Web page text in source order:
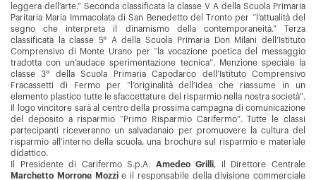
leggera dell’arte.” Seconda classificata la classe V A della Scuola Primaria
Paritaria Maria Immacolata di San Benedetto del Tronto per “l’attualità del
segno che interpreta il dinamismo della contemporaneità.” Terza
classificata la classe 5° A della Scuola Primaria Don Milani dell’Istituto
Comprensivo di Monte Urano per “la vocazione poetica del messaggio
tradotta con un’audace sperimentazione tecnica”. Menzione speciale la
classe 3° della Scuola Primaria Capodarco dell’Istituto Comprensivo
Fracassetti di Fermo per “l’originalità dell’idea che riassume in un
elemento plastico tutte le sfaccettature del risparmio nella nostra società”.
Il logo vincitore sarà al centro della prossima campagna di comunicazione
del deposito a risparmio “Primo Risparmio Carifermo”. Tutte le classi
partecipanti riceveranno un salvadanaio per promuovere la cultura del
risparmio all'interno della scuola, una brochure sul risparmio e materiale
didattico.
Il Presidente di Carifermo S.p.A. Amedeo Grilli, il Direttore Centrale
Marchetto Morrone Mozzie il responsabile della divisione commerciale